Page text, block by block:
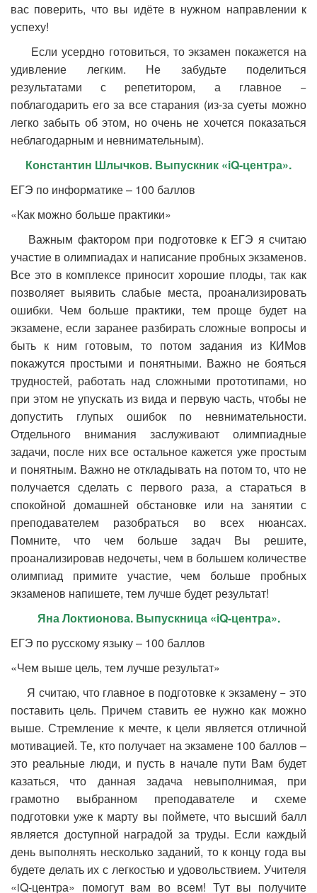
вас поверить, что вы идёте в нужном направлении к
успеху!
Если усердно готовиться, то экзамен покажется на
удивление легким. Не забудьте поделиться
результатами с репетитором, а главное −
поблагодарить его за все старания (из-за суеты можно
легко забыть об этом, но очень не хочется показаться
неблагодарным и невнимательным).
Константин Шлычков. Выпускник «iQ-центра».
ЕГЭ по информатике – 100 баллов
«Как можно больше практики»
Важным фактором при подготовке к ЕГЭ я считаю
участие в олимпиадах и написание пробных экзаменов.
Все это в комплексе приносит хорошие плоды, так как
позволяет выявить слабые места, проанализировать
ошибки. Чем больше практики, тем проще будет на
экзамене, если заранее разбирать сложные вопросы и
быть к ним готовым, то потом задания из КИМов
покажутся простыми и понятными. Важно не бояться
трудностей, работать над сложными прототипами, но
при этом не упускать из вида и первую часть, чтобы не
допустить глупых ошибок по невнимательности.
Отдельного внимания заслуживают олимпиадные
задачи, после них все остальное кажется уже простым
и понятным. Важно не откладывать на потом то, что не
получается сделать с первого раза, а стараться в
спокойной домашней обстановке или на занятии с
преподавателем разобраться во всех нюансах.
Помните, что чем больше задач Вы решите,
проанализировав недочеты, чем в большем количестве
олимпиад примите участие, чем больше пробных
экзаменов напишете, тем лучше будет результат!
Яна Локтионова. Выпускница «iQ-центра».
ЕГЭ по русскому языку – 100 баллов
«Чем выше цель, тем лучше результат»
Я считаю, что главное в подготовке к экзамену − это
поставить цель. Причем ставить ее нужно как можно
выше. Стремление к мечте, к цели является отличной
мотивацией. Те, кто получает на экзамене 100 баллов –
это реальные люди, и пусть в начале пути Вам будет
казаться, что данная задача невыполнимая, при
грамотно выбранном преподавателе и схеме
подготовки уже к марту вы поймете, что высший балл
является доступной наградой за труды. Если каждый
день выполнять несколько заданий, то к концу года вы
будете делать их с легкостью и удовольствием. Учителя
«iQ-центра» помогут вам во всем! Тут вы получите